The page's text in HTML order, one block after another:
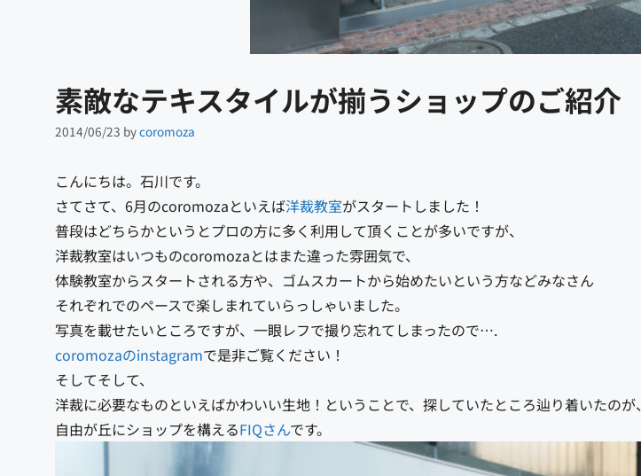
素敵なテキスタイルが揃うショップのご紹介
2014/06/23 bycoromoza
こんにちは。石川です。
さてさて、6月のcoromozaといえば洋裁教室がスタートしました！
普段はどちらかというとプロの方に多く利用して頂くことが多いですが、
洋裁教室はいつものcoromozaとはまた違った雰囲気で、
体験教室からスタートされる方や、ゴムスカートから始めたいという方などみなさん
それぞれでのペースで楽しまれていらっしゃいました。
写真を載せたいところですが、一眼レフで撮り忘れてしまったので….
coromozaのinstagramで是非ご覧ください！
そしてそして、
洋裁に必要なものといえばかわいい生地！ということで、探していたところ辿り着いたのが、
自由が丘にショップを構えるFIQさんです。